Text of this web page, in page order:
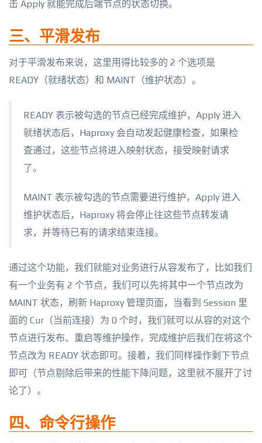
击 Apply 就能完成后端节点的状态切换。
三、平滑发布
对于平滑发布来说，这里用得比较多的 2 个选项是
READY（就绪状态）和 MAINT（维护状态）。
READY 表示被勾选的节点已经完成维护，Apply 进入
就绪状态后，Haproxy 会自动发起健康检查，如果检
查通过，这些节点将进入映射状态，接受映射请求
了。
MAINT 表示被勾选的节点需要进行维护，Apply 进入
维护状态后，Haproxy 将会停止往这些节点转发请
求，并等待已有的请求结束连接。
通过这个功能，我们就能对业务进行从容发布了，比如我们
有一个业务有 2 个节点，我们可以先将其中一个节点改为
MAINT 状态，刷新 Haproxy 管理页面，当看到 Session 里
面的 Cur（当前连接）为 0 个时，我们就可以从容的对这个
节点进行发布、重启等维护操作，完成维护后我们在将这个
节点改为 READY 状态即可。接着，我们同样操作剩下节点
即可（节点剔除后带来的性能下降问题，这里就不展开了讨
论了）。
四、命令行操作